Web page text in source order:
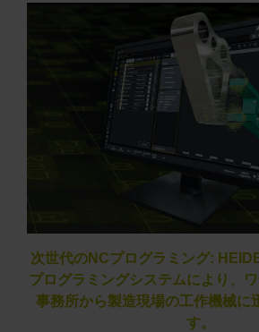
次世代のNCプログラミング:
プログラミングシステムにより、
事務所から製造現場の工作機械に
す。